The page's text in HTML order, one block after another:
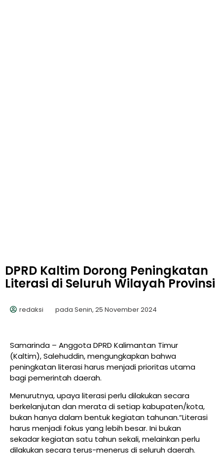
DPRD Kaltim Dorong Peningkatan
Literasi di Seluruh Wilayah Provinsi
redaksi pada Senin, 25 November 2024
Samarinda – Anggota DPRD Kalimantan Timur
(Kaltim), Salehuddin, mengungkapkan bahwa
peningkatan literasi harus menjadi prioritas utama
bagi pemerintah daerah.
Menurutnya, upaya literasi perlu dilakukan secara
berkelanjutan dan merata di setiap kabupaten/kota,
bukan hanya dalam bentuk kegiatan tahunan.“Literasi
harus menjadi fokus yang lebih besar. Ini bukan
sekadar kegiatan satu tahun sekali, melainkan perlu
dilakukan secara terus-menerus di seluruh daerah.